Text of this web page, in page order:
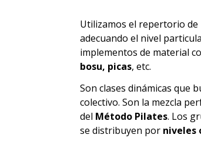
Utilizamos el repertorio
adecuando el nivel
implementos de material
bosu, picas, etc.
Son clases dinámicas que
colectivo. Son la mezcla
del Método Pilates. Los
se distribuyen por niveles